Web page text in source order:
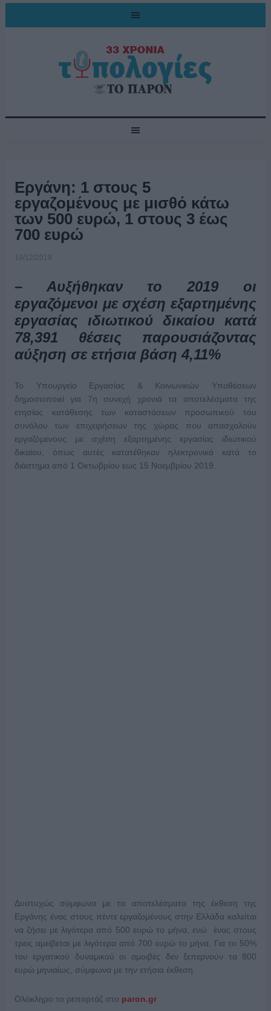
Εργάνη: 1 στους 5
εργαζομένους με μισθό κάτω
των 500 ευρώ, 1 στους 3 έως
700 ευρώ
19/12/2019
– Αυξήθηκαν το 2019 οι
εργαζόμενοι με σχέση εξαρτημένης
εργασίας ιδιωτικού δικαίου κατά
78,391 θέσεις παρουσιάζοντας
αύξηση σε ετήσια βάση 4,11%
Το Υπουργείο Εργασίας & Κοινωνικών Υποθέσεων
δημοσιοποιεί για 7η συνεχή χρονιά τα αποτελέσματα της
ετησίας κατάθεσης των καταστάσεων προσωπικού του
συνόλου των επιχειρήσεων της χώρας που απασχολούν
εργαζόμενους με σχέση εξαρτημένης εργασίας ιδιωτικού
δικαίου, όπως αυτές κατατέθηκαν ηλεκτρονικά κατά το
διάστημα από 1 Οκτωβρίου εως 15 Νοεμβρίου 2019.
Δυστυχώς σύμφωνα με τα αποτελέσματα της έκθεση της
Εργάνης ένας στους πέντε εργαζομένους στην Ελλάδα καλείται
να ζήσει με λιγότερα από 500 ευρώ το μήνα, ενώ ένας στους
τρεις αμείβεται με λιγότερα από 700 ευρώ το μήνα. Για το 50%
του εργατικού δυναμικού οι αμοιβές δεν ξεπερνούν τα 800
ευρώ μηνιαίως, σύμφωνα με την ετήσια έκθεση.
Ολόκληρο το ρεπορτάζ στο paron.gr